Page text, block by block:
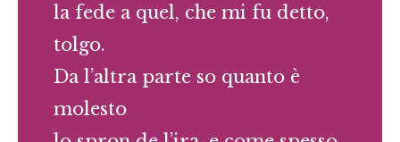
la fede a quel, che mi fu detto,
tolgo.
Da l’altra parte so quanto è
molesto